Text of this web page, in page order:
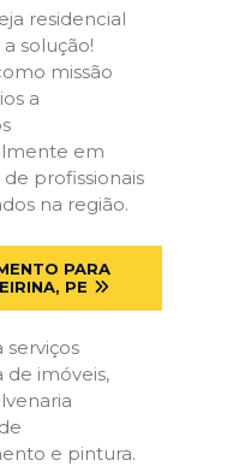
residencial
solução!
missão
a
em
de profissionais
na região.
PARA
PE
serviços
imóveis,
e pintura.